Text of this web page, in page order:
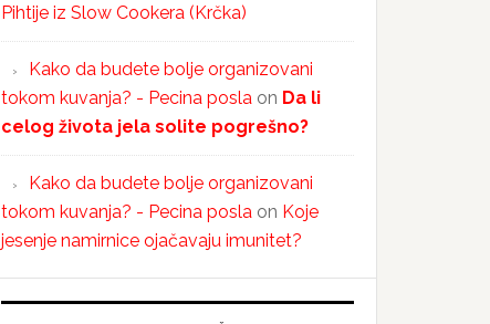
Pihtije iz Slow Cookera (Krčka)
Kako da budete bolje organizovani
tokom kuvanja? - Pecina posla on Da li
celog života jela solite pogrešno?
Kako da budete bolje organizovani
tokom kuvanja? - Pecina posla on Koje
jesenje namirnice ojačavaju imunitet?